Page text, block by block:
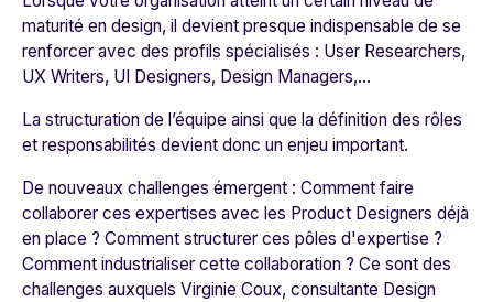
maturité en design, il devient presque indispensable de se
renforcer avec des profils spécialisés : User Researchers,
UX Writers, UI Designers, Design Managers,…
La structuration de l’équipe ainsi que la définition des rôles
et responsabilités devient donc un enjeu important.
De nouveaux challenges émergent : Comment faire
collaborer ces expertises avec les Product Designers déjà
en place ? Comment structurer ces pôles d'expertise ?
Comment industrialiser cette collaboration ? Ce sont des
challenges auxquels Virginie Coux, consultante Design